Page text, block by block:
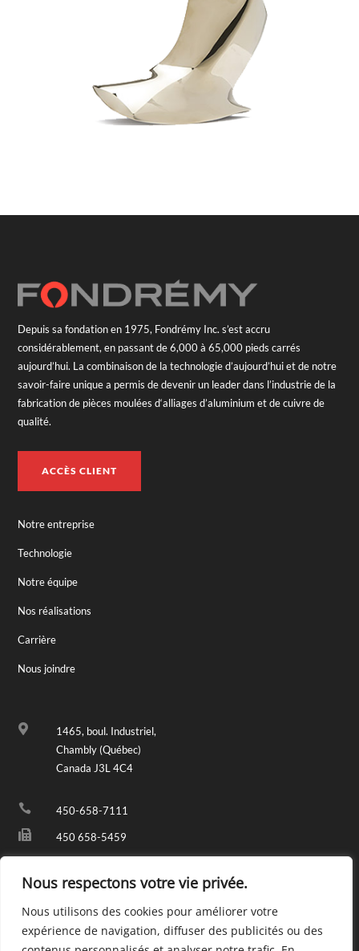
Nous respectons votre vie privée.
Nous utilisons des cookies pour améliorer votre
expérience de navigation, diffuser des publicités ou des
Depuis sa fondation en 1975, Fondrémy Inc. s’est accru
considérablement, en passant de 6,000 à 65,000 pieds carrés
aujourd’hui. La combinaison de la technologie d’aujourd’hui et de notre
savoir-faire unique a permis de devenir un leader dans l’industrie de la
fabrication de pièces moulées d‘alliages d’aluminium et de cuivre de
qualité.
ACCÈS CLIENT
Notre entreprise
Technologie
Notre équipe
Nos réalisations
Carrière
Nous joindre

1465, boul. Industriel,
Chambly (Québec)
Canada J3L 4C4

450-658-7111

450 658-5459